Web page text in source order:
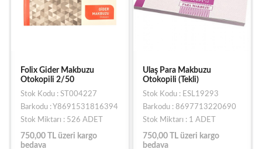
Folix Gider Makbuzu
Otokopili 2/50
Stok Kodu : ST004227
Barkodu : Y8691531816394
Stok Miktarı : 526 ADET
750,00 TL üzeri kargo
bedava
Ulaş Para Makbuzu
Otokopili (Tekli)
Stok Kodu : ESL19293
Barkodu : 8697713220690
Stok Miktarı : 1 ADET
750,00 TL üzeri kargo
bedava